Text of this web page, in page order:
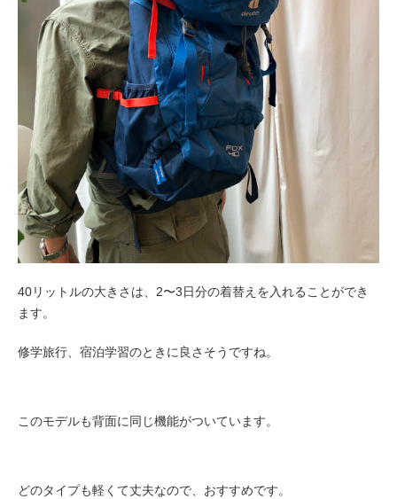
40リットルの大きさは、2〜3日分の着替えを入れることができ
ます。
修学旅行、宿泊学習のときに良さそうですね。
このモデルも背面に同じ機能がついています。
どのタイプも軽くて丈夫なので、おすすめです。